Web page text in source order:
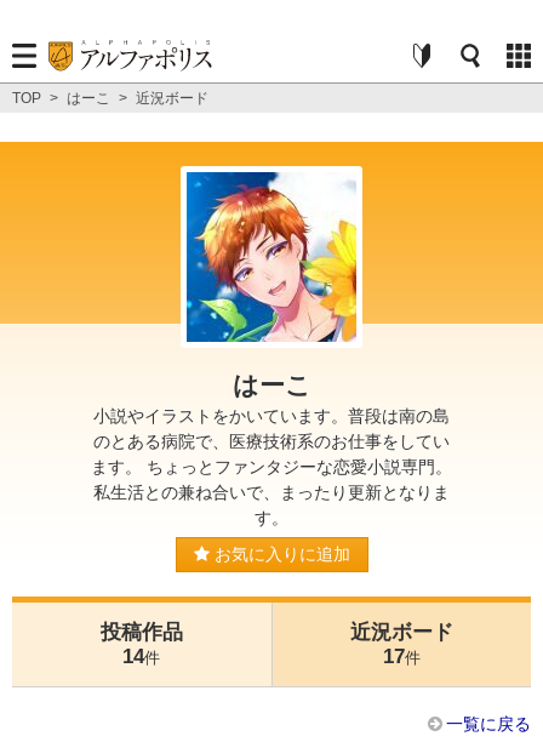
TOP > はーこ > 近況ボード
はーこ
小説やイラストをかいています。普段は南の島
のとある病院で、医療技術系のお仕事をしてい
ます。 ちょっとファンタジーな恋愛小説専門。
私生活との兼ね合いで、まったり更新となりま
す。
お気に入りに追加
投稿作品
14件
近況ボード
17件
一覧に戻る